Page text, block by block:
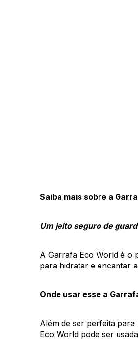
Saiba mais sobre a
Um jeito seguro de
A Garrafa Eco World é o
para hidratar e encantar
Onde usar esse a
Além de ser perfeita
Eco World pode ser